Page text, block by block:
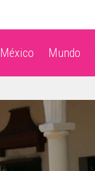
México Mundo